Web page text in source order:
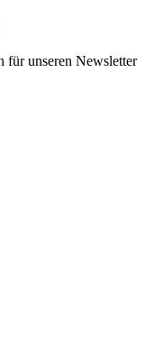
für unseren Newsletter